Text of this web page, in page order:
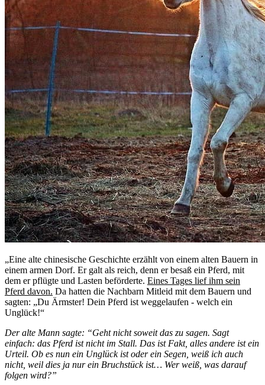
„Eine alte chinesische Geschichte erzählt von einem alten Bauern in
einem armen Dorf. Er galt als reich, denn er besaß ein Pferd, mit
dem er pflügte und Lasten beförderte. Eines Tages lief ihm sein
Pferd davon. Da hatten die Nachbarn Mitleid mit dem Bauern und
sagten: „Du Ärmster! Dein Pferd ist weggelaufen - welch ein
Unglück!“
Der alte Mann sagte: “Geht nicht soweit das zu sagen. Sagt
einfach: das Pferd ist nicht im Stall. Das ist Fakt, alles andere ist ein
Urteil. Ob es nun ein Unglück ist oder ein Segen, weiß ich auch
nicht, weil dies ja nur ein Bruchstück ist… Wer weiß, was darauf
folgen wird?”